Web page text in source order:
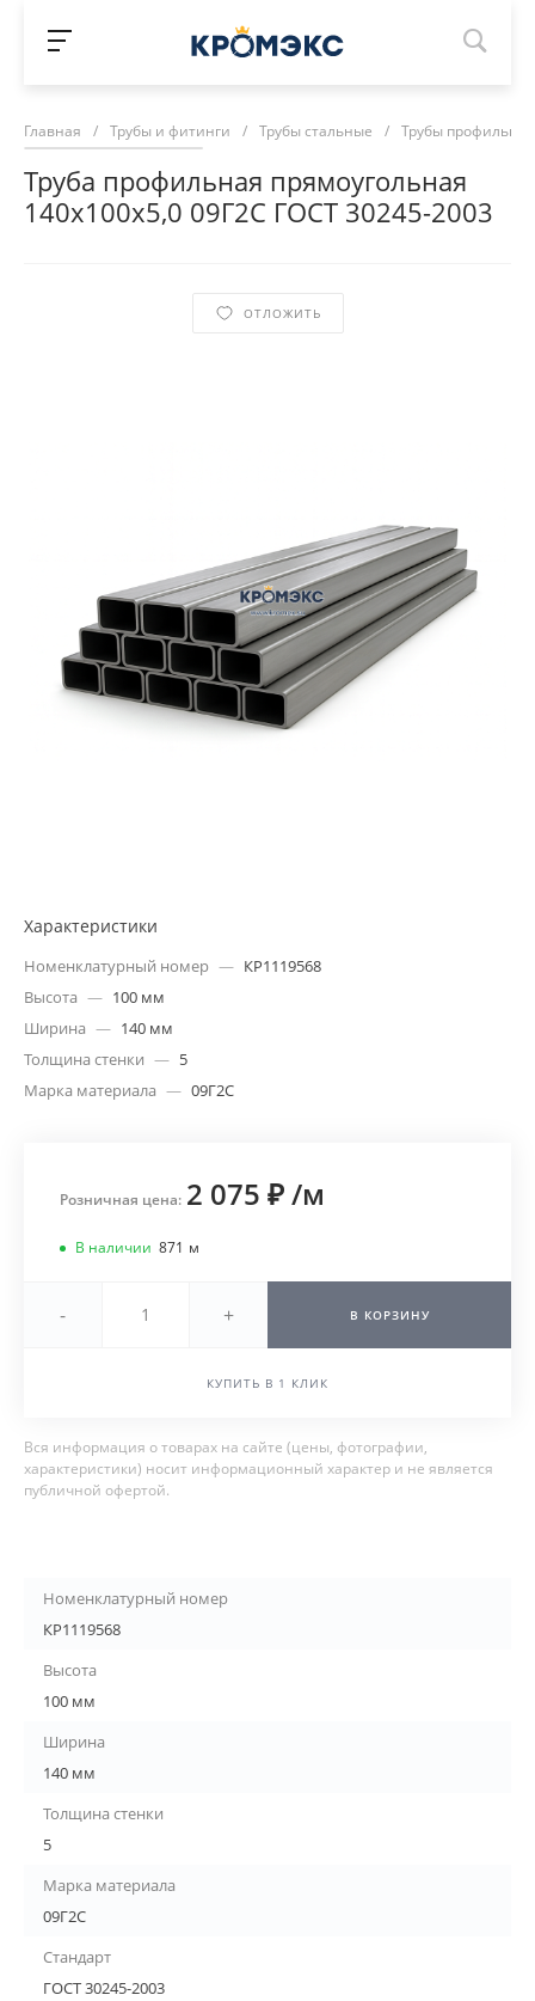
Главная / Трубы и фитинги / Трубы стальные / Трубы
Труба профильная прямоугольная
140х100х5,0 09Г2С ГОСТ 30245-2003
ОТЛОЖИТЬ
Характеристики
Номенклатурный номер — КР1119568
Высота — 100 мм
Ширина — 140 мм
Толщина стенки — 5
Марка материала — 09Г2С
Розничная цена: 2 075 ₽/м
В наличии 871 м
- + В КОРЗИНУ
КУПИТЬ В 1 КЛИК
Вся информация о товарах на сайте (цены, фотографии,
характеристики) носит информационный характер и не является
публичной офертой.
Номенклатурный номер
КР1119568
Высота
100 мм
Ширина
140 мм
Толщина стенки
5
Марка материала
09Г2С
Стандарт
ГОСТ 30245-2003